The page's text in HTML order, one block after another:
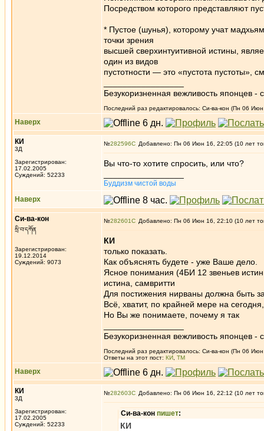
Посредством которого представляют
* Пустое (шунья), которому учат
точки зрения
высшей сверхинтуитивной истины,
один из видов
пустотности — это «пустота пустоты»,
Безукоризненная вежливость японцев -
Последний раз редактировалось: Си-ва-кон (Пн 06
Наверх
КИ
3Д
Зарегистрирован:
17.02.2005
Суждений: 52233
№282596 Добавлено: Пн 06 Июн 16, 22:05 (10 лет
Вы что-то хотите спросить, или что?
Буддизм чистой воды
Наверх
Си-ва-кон
སྲི་བ་དཀོན
Зарегистрирован:
19.12.2014
Суждений: 9073
№282601 Добавлено: Пн 06 Июн 16, 22:10 (10 лет
КИ
только показать.
Как объяснять будете - уже Ваше дело.
Ясное понимания (4БИ 12 звеньев
истина, самвритти
Для постижения нирваны должна быть
Всё, хватит, по крайней мере на
Но Вы же понимаете, почему я так
Безукоризненная вежливость японцев -
Последний раз редактировалось: Си-ва-кон (Пн 06
Ответы на этот пост: КИ ТМ
Наверх
КИ
3Д
Зарегистрирован:
17.02.2005
Суждений: 52233
№282603 Добавлено: Пн 06 Июн 16, 22:12 (10 лет
Си-ва-кон пишет:
КИ